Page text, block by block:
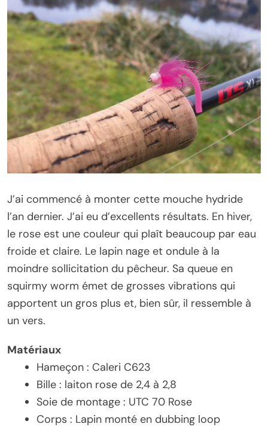
J’ai commencé à monter cette mouche hydride
l’an dernier. J’ai eu d’excellents résultats. En hiver,
le rose est une couleur qui plaît beaucoup par eau
froide et claire. Le lapin nage et ondule à la
moindre sollicitation du pêcheur. Sa queue en
squirmy worm émet de grosses vibrations qui
apportent un gros plus et, bien sûr, il ressemble à
un vers.
Matériaux
Hameçon : Caleri C623
Bille : laiton rose de 2,4 à 2,8
Soie de montage : UTC 70 Rose
Corps : Lapin monté en dubbing loop